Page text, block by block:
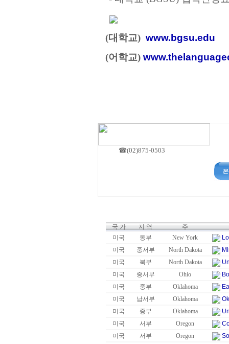
(대학교) www.bgsu.edu
(어학교)
☎(02)875-0503
국 가 지 역
주
미국
동부 New York
미국
중서부 North Dakota
미국
북부 North Dakota
미국
중서부 Ohio
미국
중부 Oklahoma
미국
남서부 Oklahoma
미국
중부 Oklahoma
미국
서부 Oregon
미국
서부 Oregon